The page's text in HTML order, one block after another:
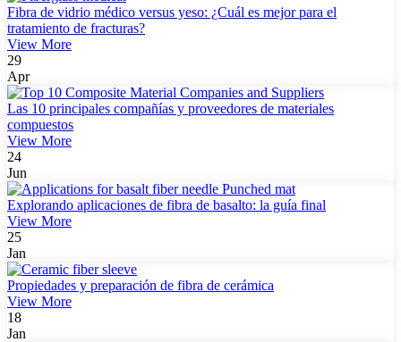
Fibra de vidrio médico versus yeso: ¿Cuál es mejor para el
tratamiento de fracturas?
View More
29
Apr
Las 10 principales compañías y proveedores de materiales
compuestos
View More
24
Jun
Explorando aplicaciones de fibra de basalto: la guía final
View More
25
Jan
Propiedades y preparación de fibra de cerámica
View More
18
Jan